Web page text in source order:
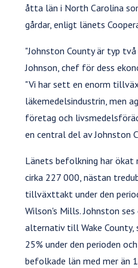
åtta län i North Carolina
gårdar, enligt länets
"Johnston County är typ
Johnson, chef för dess
"Vi har sett en enorm
läkemedelsindustrin, men
företag och
en central del av Johnston
Länets befolkning har
cirka 227 000, nästan
tillväxttakt under den
Wilson's Mills. Johnston
alternativ till Wake County,
25% under den perioden
befolkade län med mer än